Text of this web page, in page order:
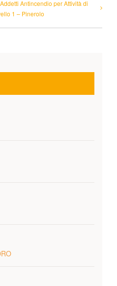
Addetti Antincendio per Attività di
1 – Pinerolo